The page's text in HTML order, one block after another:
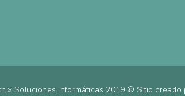
Soluciones Informáticas 2019 © Sitio creado